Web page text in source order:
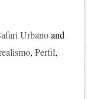
Urbanoand
,Perfil,